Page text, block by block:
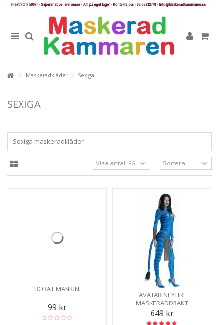
Maskeradkläder Sexiga
SEXIGA
Sexiga maskeradkläder
BORAT MANKINI
99 kr
AVATAR NEYTIRI
MASKERADDRÄKT
649 kr